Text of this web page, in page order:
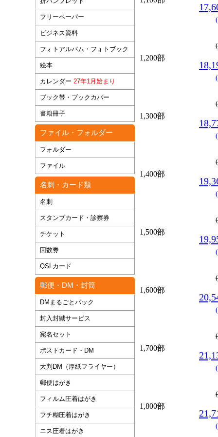
1,200部
1,300部
1,400部
1,500部
1,600部
1,700部
1,800部
フリーペーパー
ビジネス資料
フォトアルバム・フォトブック
絵本
カレンダー 27年1月始まり
ブック帯・ブックカバー
書籍冊子
ファイル・フォルダー
フォルダー
ファイル
名刺・カード類
名刺
スタンプカード・診察券
チケット
回数券
QSLカード
郵便・DM・封筒
DMまるごとパック
封入封緘サービス
宛名セット
ポストカード・DM
大判DM（厚紙フライヤー）
郵便はがき
フィルム圧着はがき
フチ糊圧着はがき
ニス圧着はがき